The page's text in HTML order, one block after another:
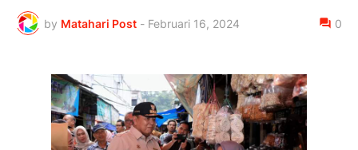
by Matahari Post - Februari 16, 2024 0